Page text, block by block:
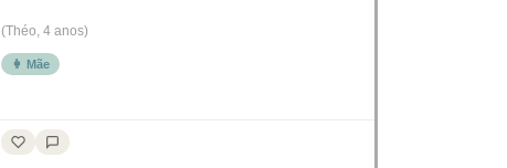
(Théo, 4 anos)
👩 Mãe